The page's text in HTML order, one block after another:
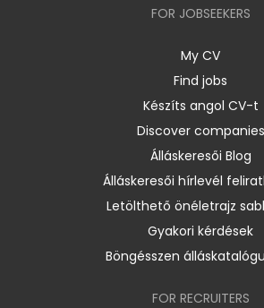
FOR JOBSEEKERS
My CV
Find jobs
Készíts angol CV-t
Discover companies
Álláskeresői Blog
Álláskeresői hírlevél
Letölthető önéletrajz
Gyakori kérdések
Böngésszen
FOR RECRUITERS